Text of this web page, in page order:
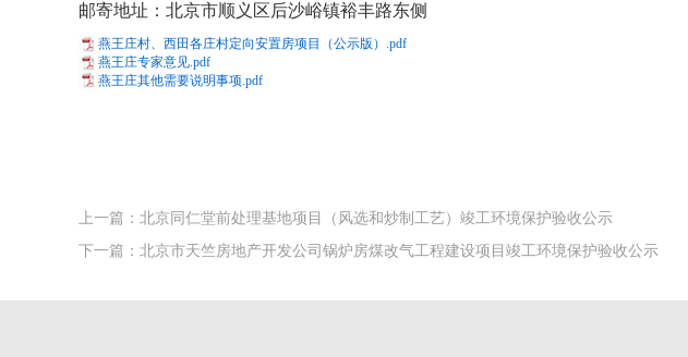
邮寄地址：北京市顺义区后沙峪镇裕丰路东侧
燕王庄村、西田各庄村定向安置房项目（公示版）.pdf
燕王庄专家意见.pdf
燕王庄其他需要说明事项.pdf
上一篇：北京同仁堂前处理基地项目（风选和炒制工艺）竣工环境保护验收公示
下一篇：北京市天竺房地产开发公司锅炉房煤改气工程建设项目竣工环境保护验收公示